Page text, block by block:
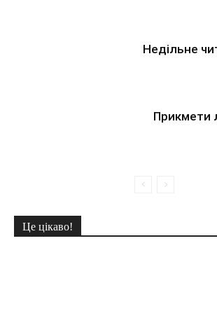
Недільне
Прикмети
Це цікаво!